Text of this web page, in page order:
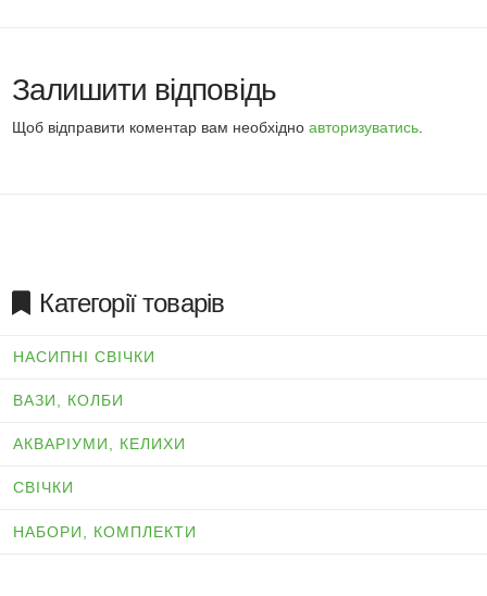
Залишити відповідь
Щоб відправити коментар вам необхідноавторизуватись
Категорії товарів
НАСИПНІ СВІЧКИ
ВАЗИ, КОЛБИ
АКВАРІУМИ, КЕЛИХИ
СВІЧКИ
НАБОРИ, КОМПЛЕКТИ